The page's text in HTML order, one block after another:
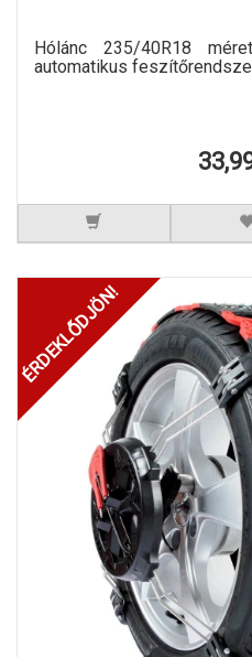
Hólánc 235/40R18
automatikus
ÉRDEKLŐDJÖN!